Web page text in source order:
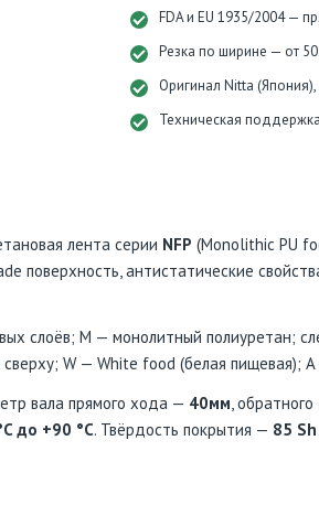
FDA и EU 1935/2004 —
Резка по ширине — от
Оригинал Nitta
Техническая
лента серии NFP (Monolithic PU
поверхность, антистатические
слоёв; M — монолитный полиуретан;
W — White food (белая пищевая);
вала прямого хода — 40мм,
до +90 °C. Твёрдость покрытия — 85 Sh